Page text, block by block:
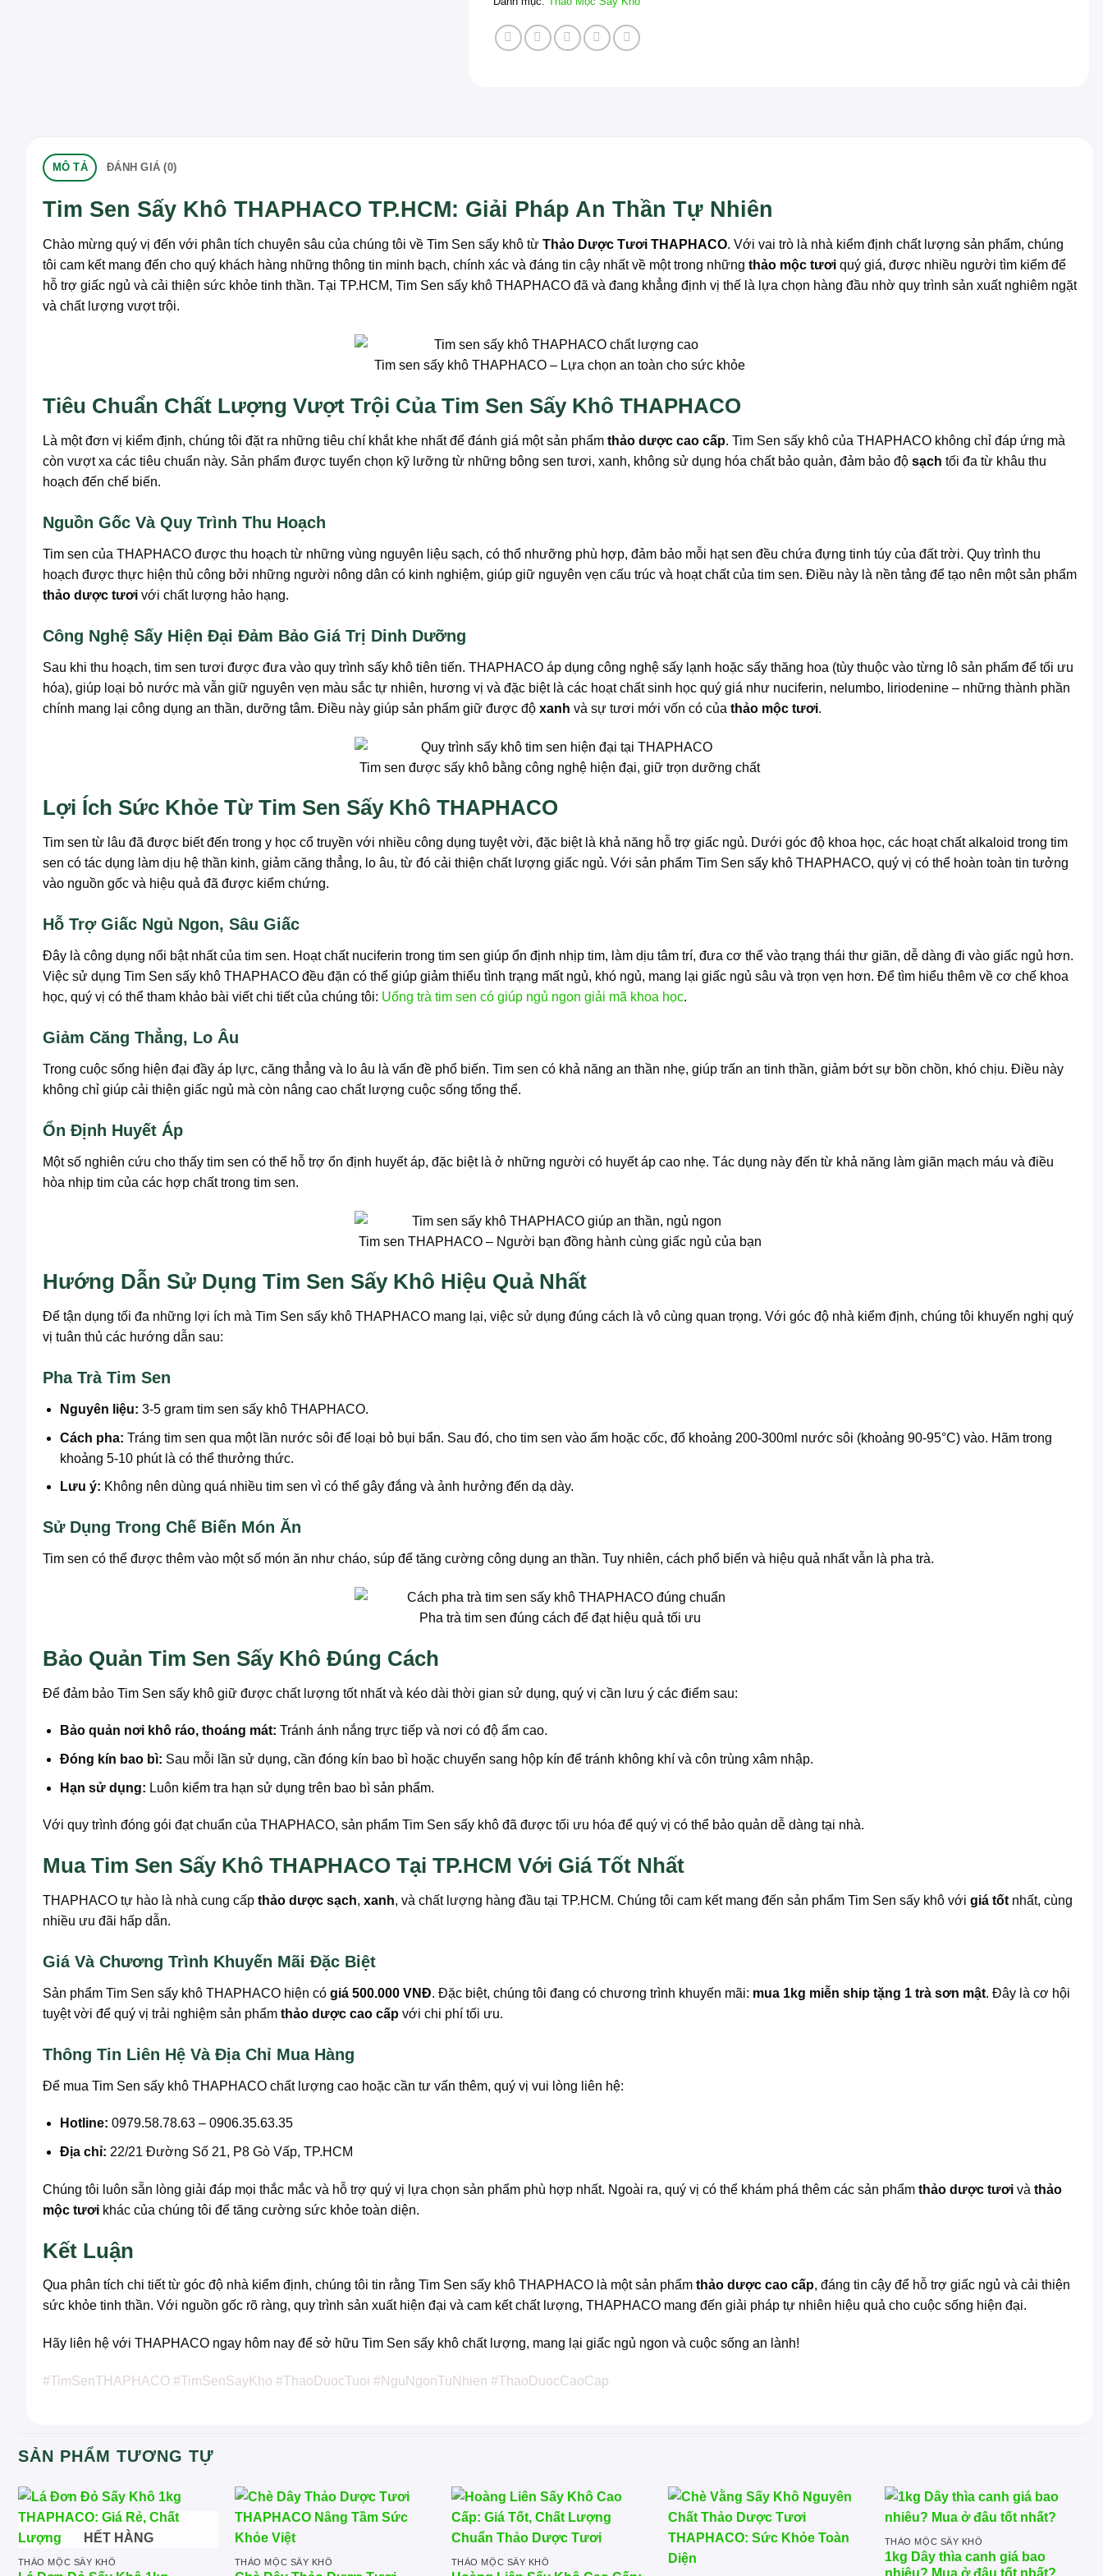
MÔ TẢ ĐÁNH GIÁ (0)
Tim Sen Sấy Khô THAPHACO TP.HCM: Giải Pháp An Thần Tự Nhiên
Chào mừng quý vị đến với phân tích chuyên sâu của chúng tôi về Tim Sen sấy khô từ Thảo Dược Tươi THAPHACO. Với vai trò là nhà kiểm định chất lượng sản phẩm, chúng
tôi cam kết mang đến cho quý khách hàng những thông tin minh bạch, chính xác và đáng tin cậy nhất về một trong những thảo mộc tươi quý giá, được nhiều người tìm kiếm để
hỗ trợ giấc ngủ và cải thiện sức khỏe tinh thần. Tại TP.HCM, Tim Sen sấy khô THAPHACO đã và đang khẳng định vị thế là lựa chọn hàng đầu nhờ quy trình sản xuất nghiêm ngặt
và chất lượng vượt trội.
Tim sen sấy khô THAPHACO – Lựa chọn an toàn cho sức khỏe
Tiêu Chuẩn Chất Lượng Vượt Trội Của Tim Sen Sấy Khô THAPHACO
Là một đơn vị kiểm định, chúng tôi đặt ra những tiêu chí khắt khe nhất để đánh giá một sản phẩm thảo dược cao cấp. Tim Sen sấy khô của THAPHACO không chỉ đáp ứng mà
còn vượt xa các tiêu chuẩn này. Sản phẩm được tuyển chọn kỹ lưỡng từ những bông sen tươi, xanh, không sử dụng hóa chất bảo quản, đảm bảo độ sạch tối đa từ khâu thu
hoạch đến chế biến.
Nguồn Gốc Và Quy Trình Thu Hoạch
Tim sen của THAPHACO được thu hoạch từ những vùng nguyên liệu sạch, có thổ nhưỡng phù hợp, đảm bảo mỗi hạt sen đều chứa đựng tinh túy của đất trời. Quy trình thu
hoạch được thực hiện thủ công bởi những người nông dân có kinh nghiệm, giúp giữ nguyên vẹn cấu trúc và hoạt chất của tim sen. Điều này là nền tảng để tạo nên một sản phẩm
thảo dược tươi với chất lượng hảo hạng.
Công Nghệ Sấy Hiện Đại Đảm Bảo Giá Trị Dinh Dưỡng
Sau khi thu hoạch, tim sen tươi được đưa vào quy trình sấy khô tiên tiến. THAPHACO áp dụng công nghệ sấy lạnh hoặc sấy thăng hoa (tùy thuộc vào từng lô sản phẩm để tối ưu
hóa), giúp loại bỏ nước mà vẫn giữ nguyên vẹn màu sắc tự nhiên, hương vị và đặc biệt là các hoạt chất sinh học quý giá như nuciferin, nelumbo, liriodenine – những thành phần
chính mang lại công dụng an thần, dưỡng tâm. Điều này giúp sản phẩm giữ được độ xanh và sự tươi mới vốn có của thảo mộc tươi.
Tim sen được sấy khô bằng công nghệ hiện đại, giữ trọn dưỡng chất
Lợi Ích Sức Khỏe Từ Tim Sen Sấy Khô THAPHACO
Tim sen từ lâu đã được biết đến trong y học cổ truyền với nhiều công dụng tuyệt vời, đặc biệt là khả năng hỗ trợ giấc ngủ. Dưới góc độ khoa học, các hoạt chất alkaloid trong tim
sen có tác dụng làm dịu hệ thần kinh, giảm căng thẳng, lo âu, từ đó cải thiện chất lượng giấc ngủ. Với sản phẩm Tim Sen sấy khô THAPHACO, quý vị có thể hoàn toàn tin tưởng
vào nguồn gốc và hiệu quả đã được kiểm chứng.
Hỗ Trợ Giấc Ngủ Ngon, Sâu Giấc
Đây là công dụng nổi bật nhất của tim sen. Hoạt chất nuciferin trong tim sen giúp ổn định nhịp tim, làm dịu tâm trí, đưa cơ thể vào trạng thái thư giãn, dễ dàng đi vào giấc ngủ hơn.
Việc sử dụng Tim Sen sấy khô THAPHACO đều đặn có thể giúp giảm thiểu tình trạng mất ngủ, khó ngủ, mang lại giấc ngủ sâu và trọn vẹn hơn. Để tìm hiểu thêm về cơ chế khoa
học, quý vị có thể tham khảo bài viết chi tiết của chúng tôi: Uống trà tim sen có giúp ngủ ngon giải mã khoa học.
Giảm Căng Thẳng, Lo Âu
Trong cuộc sống hiện đại đầy áp lực, căng thẳng và lo âu là vấn đề phổ biến. Tim sen có khả năng an thần nhẹ, giúp trấn an tinh thần, giảm bớt sự bồn chồn, khó chịu. Điều này
không chỉ giúp cải thiện giấc ngủ mà còn nâng cao chất lượng cuộc sống tổng thể.
Ổn Định Huyết Áp
Một số nghiên cứu cho thấy tim sen có thể hỗ trợ ổn định huyết áp, đặc biệt là ở những người có huyết áp cao nhẹ. Tác dụng này đến từ khả năng làm giãn mạch máu và điều
hòa nhịp tim của các hợp chất trong tim sen.
Tim sen THAPHACO – Người bạn đồng hành cùng giấc ngủ của bạn
Hướng Dẫn Sử Dụng Tim Sen Sấy Khô Hiệu Quả Nhất
Để tận dụng tối đa những lợi ích mà Tim Sen sấy khô THAPHACO mang lại, việc sử dụng đúng cách là vô cùng quan trọng. Với góc độ nhà kiểm định, chúng tôi khuyến nghị quý
vị tuân thủ các hướng dẫn sau:
Pha Trà Tim Sen
Nguyên liệu: 3-5 gram tim sen sấy khô THAPHACO.
Cách pha: Tráng tim sen qua một lần nước sôi để loại bỏ bụi bẩn. Sau đó, cho tim sen vào ấm hoặc cốc, đổ khoảng 200-300ml nước sôi (khoảng 90-95°C) vào. Hãm trong
khoảng 5-10 phút là có thể thưởng thức.
Lưu ý: Không nên dùng quá nhiều tim sen vì có thể gây đắng và ảnh hưởng đến dạ dày.
Sử Dụng Trong Chế Biến Món Ăn
Tim sen có thể được thêm vào một số món ăn như cháo, súp để tăng cường công dụng an thần. Tuy nhiên, cách phổ biến và hiệu quả nhất vẫn là pha trà.
Pha trà tim sen đúng cách để đạt hiệu quả tối ưu
Bảo Quản Tim Sen Sấy Khô Đúng Cách
Để đảm bảo Tim Sen sấy khô giữ được chất lượng tốt nhất và kéo dài thời gian sử dụng, quý vị cần lưu ý các điểm sau:
Bảo quản nơi khô ráo, thoáng mát: Tránh ánh nắng trực tiếp và nơi có độ ẩm cao.
Đóng kín bao bì: Sau mỗi lần sử dụng, cần đóng kín bao bì hoặc chuyển sang hộp kín để tránh không khí và côn trùng xâm nhập.
Hạn sử dụng: Luôn kiểm tra hạn sử dụng trên bao bì sản phẩm.
Với quy trình đóng gói đạt chuẩn của THAPHACO, sản phẩm Tim Sen sấy khô đã được tối ưu hóa để quý vị có thể bảo quản dễ dàng tại nhà.
Mua Tim Sen Sấy Khô THAPHACO Tại TP.HCM Với Giá Tốt Nhất
THAPHACO tự hào là nhà cung cấp thảo dược sạch, xanh, và chất lượng hàng đầu tại TP.HCM. Chúng tôi cam kết mang đến sản phẩm Tim Sen sấy khô với giá tốt nhất, cùng
nhiều ưu đãi hấp dẫn.
Giá Và Chương Trình Khuyến Mãi Đặc Biệt
Sản phẩm Tim Sen sấy khô THAPHACO hiện có giá 500.000 VNĐ. Đặc biệt, chúng tôi đang có chương trình khuyến mãi: mua 1kg miễn ship tặng 1 trà sơn mật. Đây là cơ hội
tuyệt vời để quý vị trải nghiệm sản phẩm thảo dược cao cấp với chi phí tối ưu.
Thông Tin Liên Hệ Và Địa Chỉ Mua Hàng
Để mua Tim Sen sấy khô THAPHACO chất lượng cao hoặc cần tư vấn thêm, quý vị vui lòng liên hệ:
Hotline: 0979.58.78.63 – 0906.35.63.35
Địa chỉ: 22/21 Đường Số 21, P8 Gò Vấp, TP.HCM
Chúng tôi luôn sẵn lòng giải đáp mọi thắc mắc và hỗ trợ quý vị lựa chọn sản phẩm phù hợp nhất. Ngoài ra, quý vị có thể khám phá thêm các sản phẩm thảo dược tươi và thảo
mộc tươi khác của chúng tôi để tăng cường sức khỏe toàn diện.
Kết Luận
Qua phân tích chi tiết từ góc độ nhà kiểm định, chúng tôi tin rằng Tim Sen sấy khô THAPHACO là một sản phẩm thảo dược cao cấp, đáng tin cậy để hỗ trợ giấc ngủ và cải thiện
sức khỏe tinh thần. Với nguồn gốc rõ ràng, quy trình sản xuất hiện đại và cam kết chất lượng, THAPHACO mang đến giải pháp tự nhiên hiệu quả cho cuộc sống hiện đại.
Hãy liên hệ với THAPHACO ngay hôm nay để sở hữu Tim Sen sấy khô chất lượng, mang lại giấc ngủ ngon và cuộc sống an lành!
#TimSenTHAPHACO #TimSenSayKho #ThaoDuocTuoi #NguNgonTuNhien #ThaoDuocCaoCap
SẢN PHẨM TƯƠNG TỰ
HẾT HÀNG
THẢO MỘC SẤY KHÔ THẢO MỘC SẤY KHÔ THẢO MỘC SẤY KHÔ
THẢO MỘC SẤY KHÔ
1kg Dây thìa canh giá bao
nhiêu? Mua ở đâu tốt nhất?